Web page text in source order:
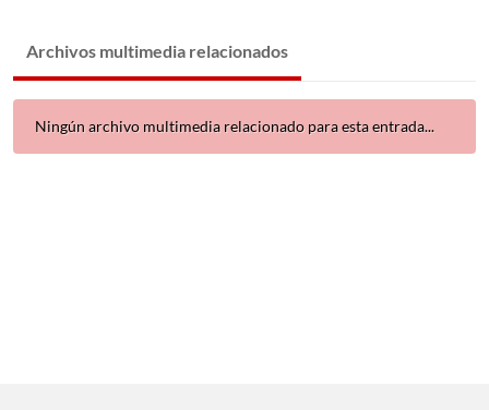
Archivos multimedia relacionados
Ningún archivo multimedia relacionado para esta entrada...